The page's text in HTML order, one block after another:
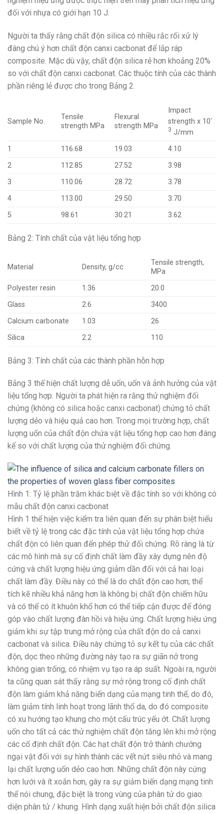
đối với nhựa có giới hạn 10 J.
Người ta thấy rằng chất độn silica có nhiều rắc rối xử lý
đáng chú ý hơn chất độn canxi cacbonat để lắp ráp
composite. Mặc dù vậy, chất độn silica rẻ hơn khoảng 20% ​​
so với chất độn canxi cacbonat. Các thuộc tính của các thành
phần riêng lẻ được cho trong Bảng 2.
Sample No.
Tensile
strength MPa
Flexural
strength MPa
Impact
strength x 10-
3 J/mm
1
116.68 19.03
4.10
2
112.85 27.52
3.98
3
110.06 28.72
3.78
4
113.00 29.50
3.70
5
98.61 30.21 3.62
Bảng 2: Tính chất của vật liệu tổng hợp
Material Density, g/cc
Tensile strength,
MPa
Polyester resin
1.36
20.0
Glass
2.6
3400
Calcium carbonate
1.03
26
Silica
2.2 110
Bảng 3: Tính chất của các thành phần hỗn hợp
Bảng 3 thể hiện chất lượng dễ uốn, uốn và ảnh hưởng của vật
liệu tổng hợp. Người ta phát hiện ra rằng thử nghiệm đối
chứng (không có silica hoặc canxi cacbonat) chứng tỏ chất
lượng dẻo và hiệu quả cao hơn. Trong mọi trường hợp, chất
lượng uốn của chất độn chứa vật liệu tổng hợp cao hơn đáng
kể so với chất lượng của thử nghiệm đối chứng.
Hình 1: Tỷ lệ phần trăm khác biệt về đặc tính so với không có
mẫu chất độn canxi cacbonat
Hình 1 thể hiện việc kiểm tra liên quan đến sự phân biệt hiểu
biết về tỷ lệ trong các đặc tính của vật liệu tổng hợp chứa
chất độn có liên quan đến phép thử đối chứng. Rõ ràng là từ
các mô hình mà sự cố định chất làm đầy xây dựng nên độ
cứng và chất lượng hiệu ứng giảm dần đối với cả hai loại
chất làm đầy. Điều này có thể là do chất độn cao hơn; thể
tích kẽ nhiều khả năng hơn là không bị chất độn chiếm hữu
và có thể có ít khuôn khổ hơn có thể tiếp cận được để đóng
góp vào chất lượng đàn hồi và hiệu ứng. Chất lượng hiệu ứng
giảm khi sự tập trung mở rộng của chất độn do cả canxi
cacbonat và silica. Điều này chứng tỏ sự kết tụ của các chất
độn, dọc theo những đường này tạo ra sự giãn nở trong
không gian trống, có nhiệm vụ tạo ra áp suất. Ngoài ra, người
ta cũng quan sát thấy rằng sự mở rộng trong cố định chất
độn làm giảm khả năng biến dạng của mạng tinh thể, do đó,
làm giảm tính linh hoạt trong lãnh thổ da, do đó composite
có xu hướng tạo khung cho một cấu trúc yếu ớt. Chất lượng
uốn cho tất cả các thử nghiệm chất độn tăng lên khi mở rộng
các cố định chất độn. Các hạt chất độn trở thành chướng
ngại vật đối với sự hình thành các vết nứt siêu nhỏ và mang
lại chất lượng uốn dẻo cao hơn. Những chất độn này cứng
hơn lưới và ít xoắn hơn, gây ra sự giảm biến dạng mạng tinh
thể nói chung, đặc biệt là trong vùng của phân tử do giao
diện phân tử / khung. Hình dạng xuất hiện bởi chất độn silica